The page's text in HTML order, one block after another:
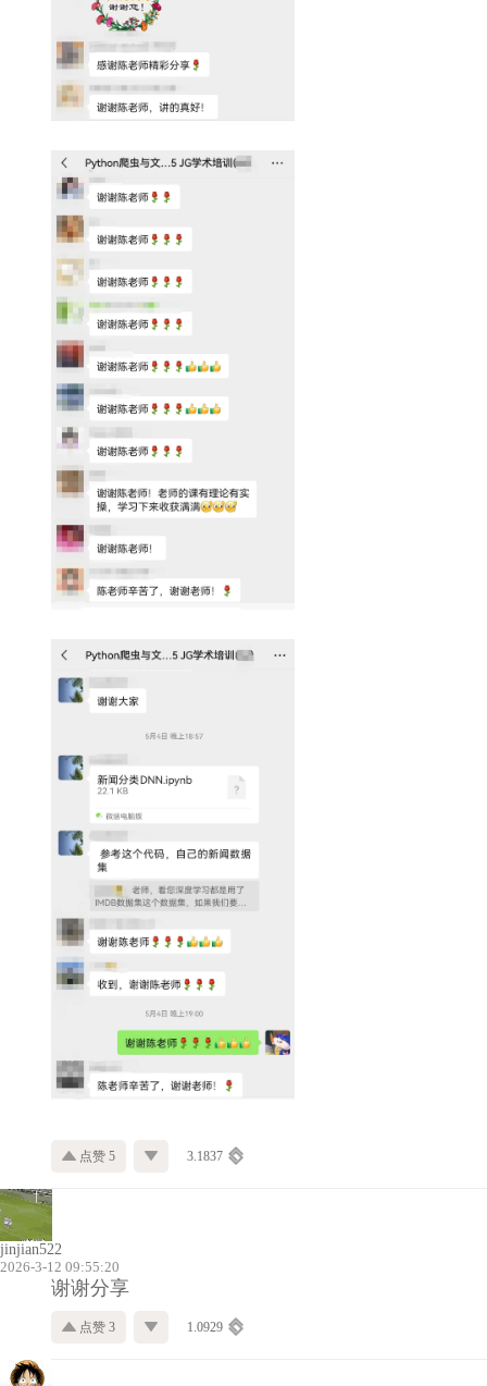
点赞 5 3.1837
jinjian522
2026-3-12 09:55:20
谢谢分享
点赞 3 1.0929